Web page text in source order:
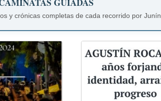
y crónicas completas de cada recorrido por Junín.